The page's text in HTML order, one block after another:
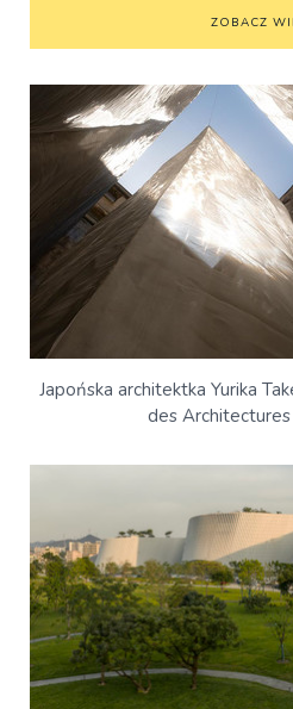
ZOBACZ
Japońska architektka Yurika
des